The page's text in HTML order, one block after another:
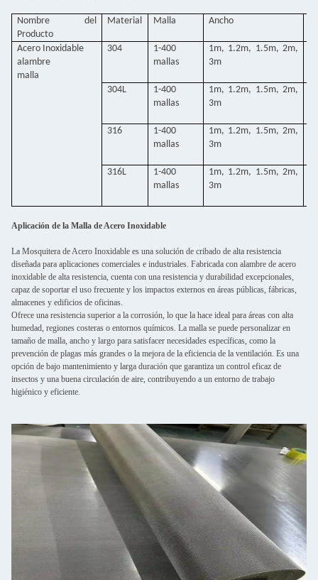
Nombre del
Producto
Material Malla Ancho
Acero Inoxidable
alambre
malla
304
1-400
mallas
1m, 1.2m, 1.5m, 2m,
3m
304L
1-400
mallas
1m, 1.2m, 1.5m, 2m,
3m
316
1-400
mallas
1m, 1.2m, 1.5m, 2m,
3m
316L
1-400
mallas
1m, 1.2m, 1.5m, 2m,
3m
Aplicación de la Malla de Acero Inoxidable
La Mosquitera de Acero Inoxidable es una solución de cribado de alta resistencia
diseñada para aplicaciones comerciales e industriales. Fabricada con alambre de acero
inoxidable de alta resistencia, cuenta con una resistencia y durabilidad excepcionales,
capaz de soportar el uso frecuente y los impactos externos en áreas públicas, fábricas,
almacenes y edificios de oficinas.
Ofrece una resistencia superior a la corrosión, lo que la hace ideal para áreas con alta
humedad, regiones costeras o entornos químicos. La malla se puede personalizar en
tamaño de malla, ancho y largo para satisfacer necesidades específicas, como la
prevención de plagas más grandes o la mejora de la eficiencia de la ventilación. Es una
opción de bajo mantenimiento y larga duración que garantiza un control eficaz de
insectos y una buena circulación de aire, contribuyendo a un entorno de trabajo
higiénico y eficiente.